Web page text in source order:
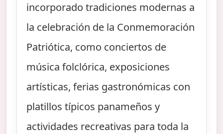
incorporado tradiciones modernas a
la celebración de la Conmemoración
Patriótica, como conciertos de
música folclórica, exposiciones
artísticas, ferias gastronómicas con
platillos típicos panameños y
actividades recreativas para toda la